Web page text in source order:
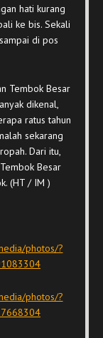
hati kurang
ke bis. Sekali
di pos
Tembok Besar
dikenal,
ratus tahun
sekarang
Dari itu,
Besar
(HT / IM )
photos/?
photos/?